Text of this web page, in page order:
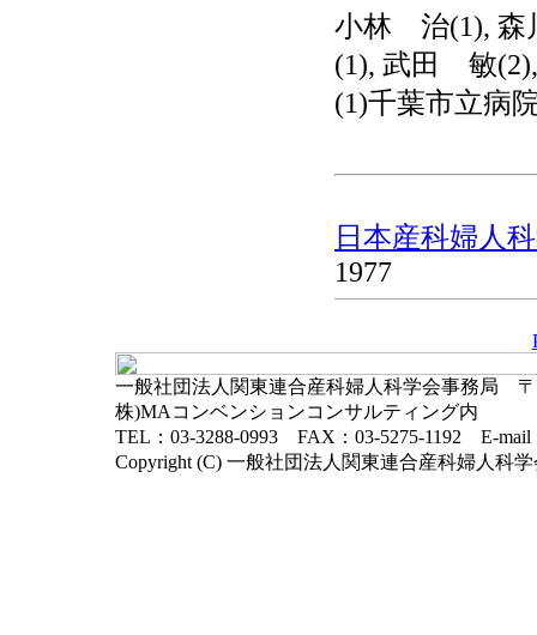
小林 治(1),
(1), 武田 敏
(1)千葉市立病
日本産科婦人
1977
一般社団法人関東連合産科婦人科学会事務局 〒
株)MAコンベンションコンサルティング内
TEL：03-3288-0993 FAX：03-5275-1192 E-mail
Copyright (C) 一般社団法人関東連合産科婦人科